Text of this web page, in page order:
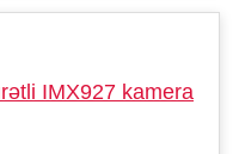
IMX927 kamera